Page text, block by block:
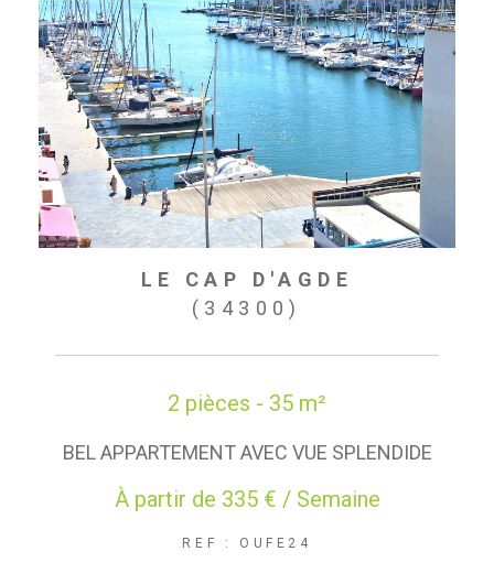
LE CAP D'AGDE
(34300)
2 pièces - 35 m²
BEL APPARTEMENT AVEC VUE SPLENDIDE
À partir de 335 € / Semaine
REF : OUFE24